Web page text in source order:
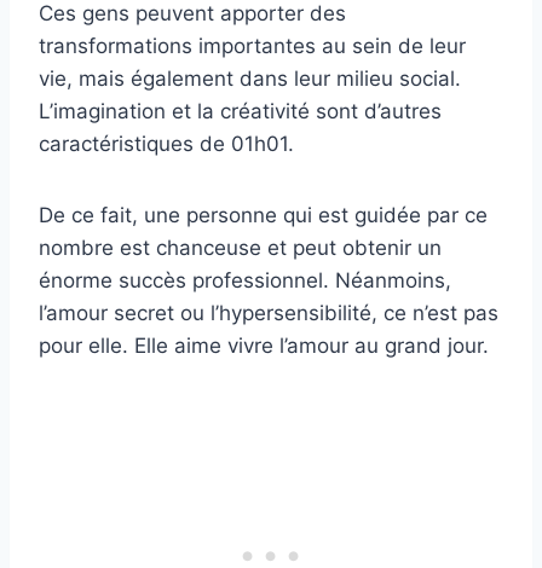
Ces gens peuvent apporter des
transformations importantes au sein de leur
vie, mais également dans leur milieu social.
L’imagination et la créativité sont d’autres
caractéristiques de 01h01.
De ce fait, une personne qui est guidée par ce
nombre est chanceuse et peut obtenir un
énorme succès professionnel. Néanmoins,
l’amour secret ou l’hypersensibilité, ce n’est pas
pour elle. Elle aime vivre l’amour au grand jour.